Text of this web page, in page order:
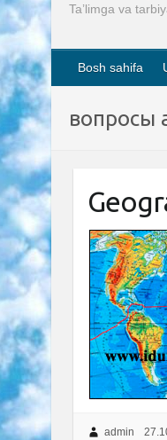
Ta’limga va
Bosh sahifa
вопросы
admin